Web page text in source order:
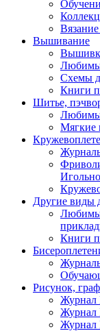
Вышивание
Схемы
Книги
Шитье,
Мягкие
Другие виды
Книги
Рисунок,
Журнал
Журнал
Журнал